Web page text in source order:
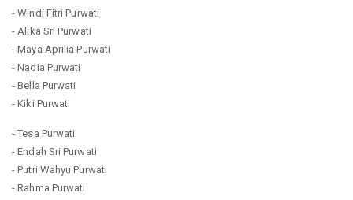
- Windi Fitri Purwati
- Alika Sri Purwati
- Maya Aprilia Purwati
- Nadia Purwati
- Bella Purwati
- Kiki Purwati
- Tesa Purwati
- Endah Sri Purwati
- Putri Wahyu Purwati
- Rahma Purwati